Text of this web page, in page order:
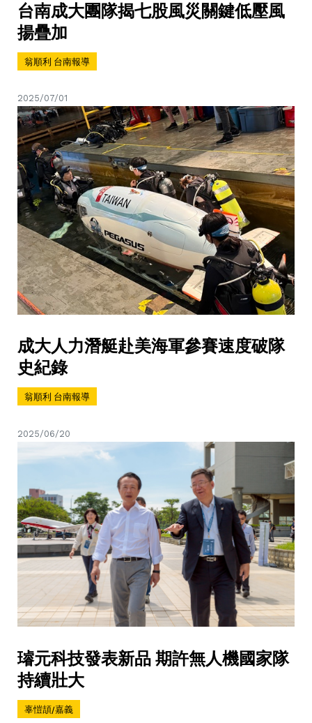
台南成大團隊揭七股風災關鍵低壓風
揚疊加
翁順利 台南報導
2025/07/01
成大人力潛艇赴美海軍參賽速度破隊
史紀錄
翁順利 台南報導
2025/06/20
璿元科技發表新品 期許無人機國家隊
持續壯大
辜愷頡/嘉義